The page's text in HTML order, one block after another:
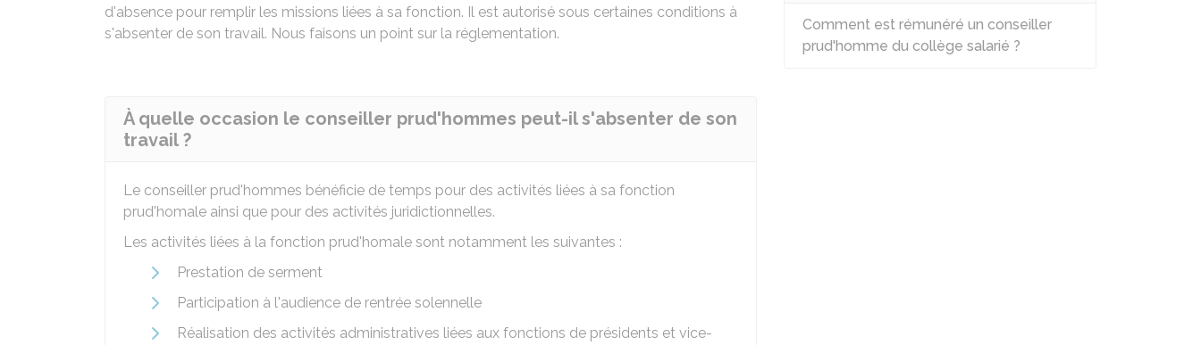
d'absence pour remplir les missions liées à sa fonction. Il est autorisé sous certaines conditions à
s'absenter de son travail. Nous faisons un point sur la réglementation.
À quelle occasion le conseiller prud'hommes peut-il s'absenter de son
travail ?
Le conseiller prud'hommes bénéficie de temps pour des activités liées à sa fonction
prud'homale ainsi que pour des activités juridictionnelles.
Les activités liées à la fonction prud'homale sont notamment les suivantes :
Prestation de serment
Participation à l'audience de rentrée solennelle
Réalisation des activités administratives liées aux fonctions de présidents et vice-
Comment est rémunéré un conseiller
prud'homme du collège salarié ?